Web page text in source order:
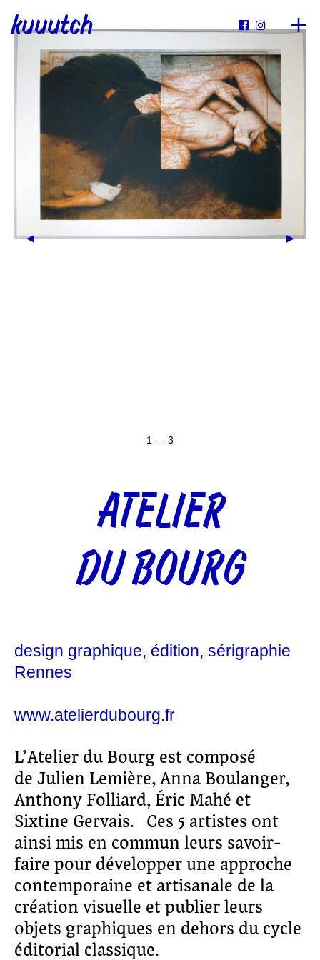
kuuutch  
1 — 3
ATELIER
DU BOURG
design graphique édition sérigraphie
Rennes
www.atelierdubourg.fr
L’Atelier du Bourg est composé
de Julien Lemière, Anna Boulanger,
Anthony Folliard, Éric Mahé et
Sixtine Gervais. Ces 5 artistes ont
ainsi mis en commun leurs savoir-
faire pour développer une approche
contemporaine et artisanale de la
création visuelle et publier leurs
objets graphiques en dehors du cycle
éditorial classique.